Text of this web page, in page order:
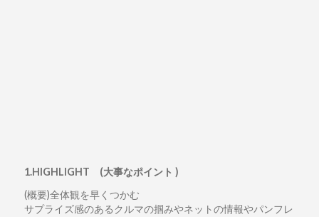
1.HIGHLIGHT (大事なポイント )
(概要)全体観を早くつかむ
サプライズ感のあるクルマの掴みやネットの情報やパンフレ